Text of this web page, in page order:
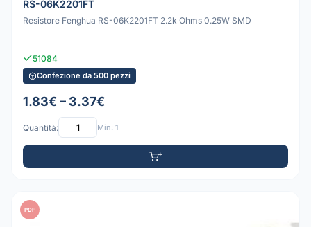
RS-06K2201FT
Resistore Fenghua RS-06K2201FT 2.2k Ohms 0.25W SMD
51084
Confezione da 500 pezzi
1.83€ – 3.37€
Quantità: Min: 1
PDF